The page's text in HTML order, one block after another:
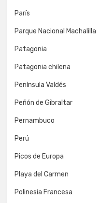
París
Parque Nacional Machalilla
Patagonia
Patagonia chilena
Península Valdés
Peñón de Gibraltar
Pernambuco
Perú
Picos de Europa
Playa del Carmen
Polinesia Francesa